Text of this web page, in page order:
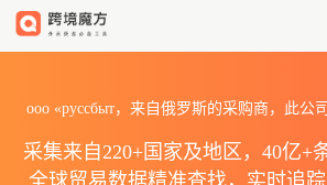
ооо «руссбыт，来自俄罗斯的采购商，此公
采集来自220+国家及地区，40亿+
全球贸易数据精准查找，实时追